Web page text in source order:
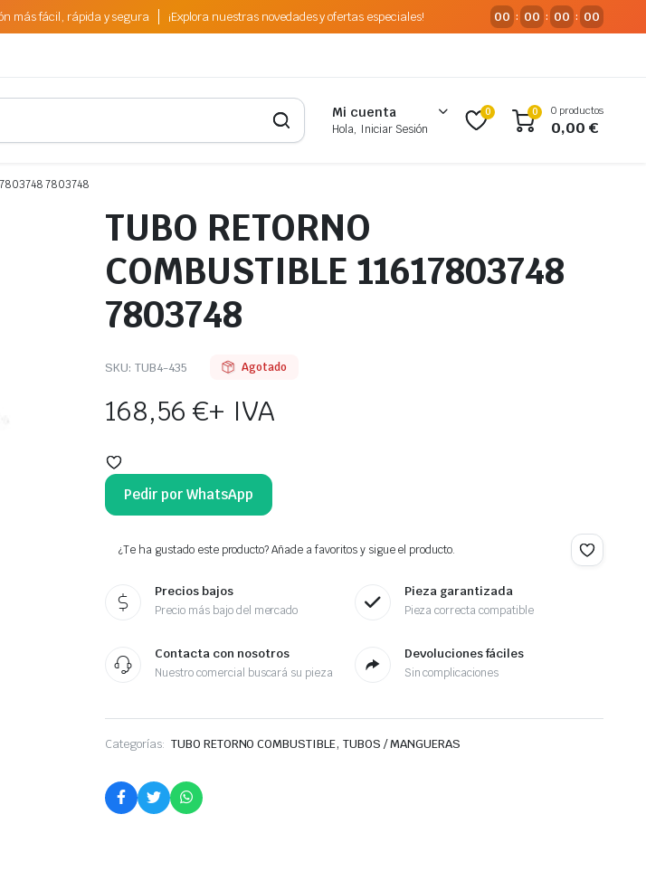
más fácil, rápida y segura ¡Explora nuestras novedades y ofertas especiales! 00 : 00 : 00 : 00
Mi cuenta
Hola, Iniciar Sesión
0 0 0 productos
0,00€
7803748
TUBO RETORNO
COMBUSTIBLE 11617803748
7803748
SKU: TUB4-435 Agotado
168,56€+ IVA
Pedir por WhatsApp
¿Te ha gustado este producto? Añade a favoritos y sigue el producto.
Precios bajos
Precio más bajo del mercado
Pieza garantizada
Pieza correcta compatible
Contacta con nosotros
Nuestro comercial buscará su pieza
Devoluciones fáciles
Sin complicaciones
Categorías: TUBO RETORNO COMBUSTIBLE, TUBOS / MANGUERAS